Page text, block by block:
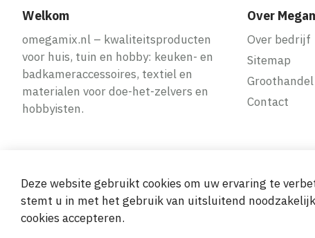
Welkom
omegamix.nl – kwaliteitsproducten
voor huis, tuin en hobby: keuken- en
badkameraccessoires, textiel en
materialen voor doe-het-zelvers en
hobbyisten.
Over
Over bedrijf
Sitemap
Contact
Veilige en
Deze website gebruikt cookies om uw ervaring te
stemt u in met het gebruik van uitsluitend
cookies accepteren.